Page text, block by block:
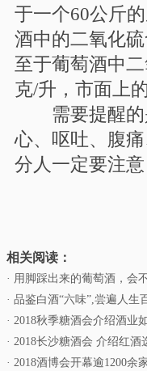
于一个60公斤
酒中的二氧化
至于葡萄酒中
克/升，市面上
需要提醒的
心、呕吐、腹
分人一定要注
相关阅读：
· 用脚踩出来的葡萄酒，会
· 品鉴白酒“六味”,尝遍人生
· 2018秋季糖酒会介绍酒业
· 2018长沙糖酒会 介绍红酒
· 2018酒博会开幕逾1200余